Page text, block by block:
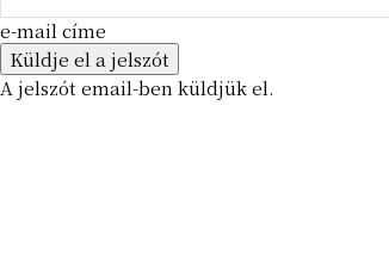
e-mail címe
A jelszót email-ben küldjük el.